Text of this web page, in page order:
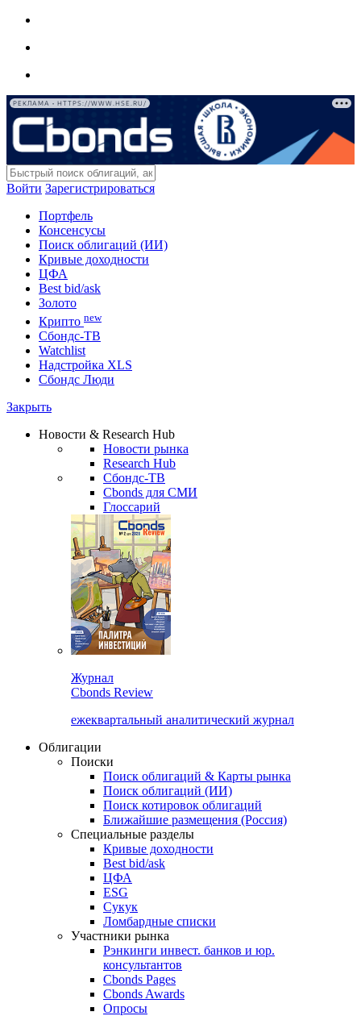
РЕКЛАМА • HTTPS://WWW.HSE.RU/
Войти Зарегистрироваться
Портфель
Консенсусы
Поиск облигаций (ИИ)
Кривые доходности
ЦФА
Best bid/ask
Золото
Крипто new
Сбондс-ТВ
Watchlist
Надстройка XLS
Сбондс Люди
Закрыть
Новости & Research Hub
Новости рынка
Research Hub
Сбондс-ТВ
Cbonds для СМИ
Глоссарий
Журнал
Cbonds Review
ежеквартальный аналитический журнал
Облигации
Поиски
Поиск облигаций & Карты рынка
Поиск облигаций (ИИ)
Поиск котировок облигаций
Ближайшие размещения (Россия)
Специальные разделы
Кривые доходности
Best bid/ask
ЦФА
ESG
Сукук
Ломбардные списки
Участники рынка
Рэнкинги инвест. банков и юр.
консультантов
Cbonds Pages
Cbonds Awards
Опросы